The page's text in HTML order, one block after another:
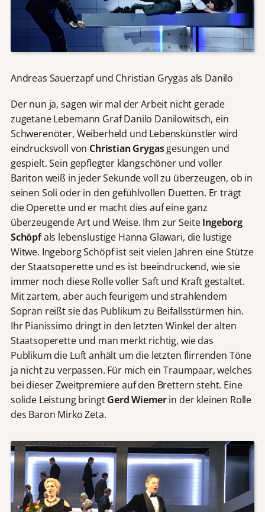
Andreas Sauerzapf und Christian Grygas als Danilo
Der nun ja, sagen wir mal der Arbeit nicht gerade
zugetane Lebemann Graf Danilo Danilowitsch, ein
Schwerenöter, Weiberheld und Lebenskünstler wird
eindrucksvoll von Christian Grygasgesungen und
gespielt. Sein gepflegter klangschöner und voller
Bariton weiß in jeder Sekunde voll zu überzeugen, ob in
seinen Soli oder in den gefühlvollen Duetten. Er trägt
die Operette und er macht dies auf eine ganz
überzeugende Art und Weise. Ihm zur SeiteIngeborg
Schöpfals lebenslustige Hanna Glawari, die lustige
Witwe. Ingeborg Schöpf ist seit vielen Jahren eine Stütze
der Staatsoperette und es ist beeindruckend, wie sie
immer noch diese Rolle voller Saft und Kraft gestaltet.
Mit zartem, aber auch feurigem und strahlendem
Sopran reißt sie das Publikum zu Beifallsstürmen hin.
Ihr Pianissimo dringt in den letzten Winkel der alten
Staatsoperette und man merkt richtig, wie das
Publikum die Luft anhält um die letzten flirrenden Töne
ja nicht zu verpassen. Für mich ein Traumpaar, welches
bei dieser Zweitpremiere auf den Brettern steht. Eine
solide Leistung bringtGerd Wiemerin der kleinen Rolle
des Baron Mirko Zeta.